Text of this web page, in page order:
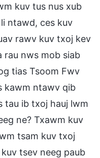
kuv tus nus xub
ntawd, ces kuv
rawv kuv txoj kev
rau nws mob siab
tias Tsoom Fwv
kawm ntawv qib
tau ib txoj hauj lwm
ne? Txawm kuv
tsam kuv txoj
tsev neeg paub